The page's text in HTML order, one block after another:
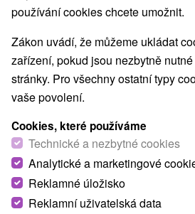
1.
Zdraví a odpočinek pro
maximem benefitů za
používání cookies chcete umožnit.
Zákon uvádí, že můžeme ukládat
zařízení, pokud jsou nezbytně
stránky. Pro všechny ostatní typy
vaše povolení.
Cookies, které používáme
Technické a nezbytné cookies
Analytické a marketingové
Reklamné úložisko
Reklamní uživatelská data